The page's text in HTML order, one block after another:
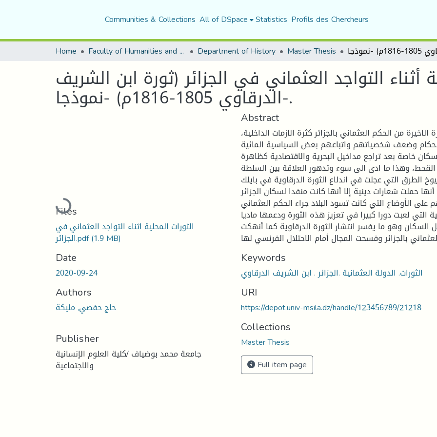
Communities & Collections All of DSpace Statistics Profils des Chercheurs
Home Faculty of Humanities and Social Sciences Department of History Master Thesis
أثناء التواجد العثماني في الجزائر (ثورة ابن الشريف
الدرقاوي 1805-1816م) -نموذجا-.
Loading...
Files
الثورات المحلية اثناء التواجد العثماني في
الجزائر.pdf(1.9 MB)
Date
2020-09-24
Authors
حاج حفصي, مليكة
Publisher
جامعة محمد بوضياف /كلية العلوم الإنسانية
والاجتماعية
Abstract
من الحكم العثماني بالجزائر كثرة الازمات الداخلية،
وضعف شخصياتهم واتباعهم بعض السياسية المائية
خاصة بعد تراجع مداخيل البحرية والاقتصادية كظاهرة
وهذا ما ادى الى سوء وتدهور العلاقة بين السلطة
الطرق التي عجلت في اندلاع الثورة الدرقاوية في بايلك
حملت شعارات دينية إلا أنها كانت منفدا لسكان الجزائر
الأوضاع التي كانت تسود البلاد جراء الحكم العثماني
التي لعبت دورا كبيرا في تعزيز هذه الثورة ودعمها ماديا
السكان وهو ما يفسر انتشار الثورة الدرقاوية كما أنهكت
Keywords
الثورات. الدولة العثمانية .الجزائر . ابن الشريف الدرقاوي
URI
https://depot.univ-msila.dz/handle/123456789/21218
Collections
Master Thesis
Full item page